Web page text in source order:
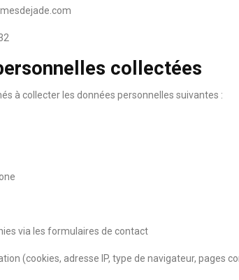
collectées
à collecter les données personnelles suivantes :
via les formulaires de contact
(cookies, adresse IP, type de navigateur, pages